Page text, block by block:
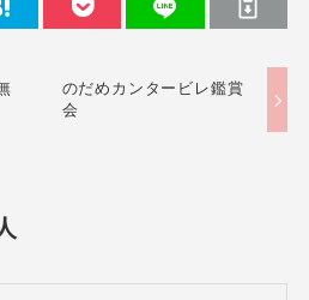
のだめカンタービレ鑑賞
会